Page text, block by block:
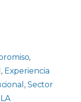
,
, Experiencia
, Sector